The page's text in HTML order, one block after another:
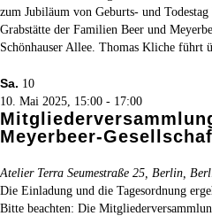
zum Jubiläum von Geburts- und
Grabstätte der Familien Beer und
Schönhauser Allee. Thomas Kliche führt
Sa. 10
10. Mai 2025, 15:00 - 17:00
Meyerbeer-
Atelier Terra Seumestraße 25, Berlin,
Die Einladung und die Tagesordnung
Bitte beachten: Die